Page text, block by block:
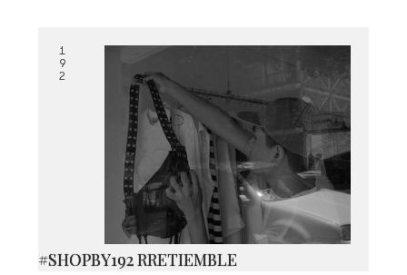
1
9
2
#SHOPBY192 RRETIEMBLE